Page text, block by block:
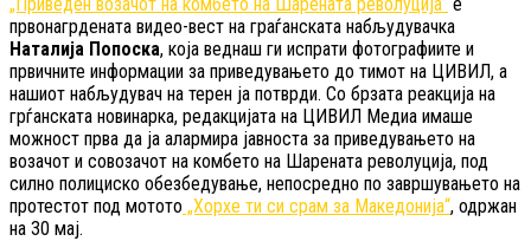
првонагрдената видео-вест на граѓанската набљудувачка
Наталија Попоска, која веднаш ги испрати фотографиите и
првичните информации за приведувањето до тимот на ЦИВИЛ, а
нашиот набљудувач на терен ја потврди. Со брзата реакција на
грѓанската новинарка, редакцијата на ЦИВИЛ Медиа имаше
можност прва да ја алармира јавноста за приведувањето на
возачот и совозачот на комбето на Шарената револуција, под
силно полициско обезбедување, непосредно по завршувањето на
протестот под мотото „Хорхе ти си срам за Македонија“, одржан
на 30 мај.